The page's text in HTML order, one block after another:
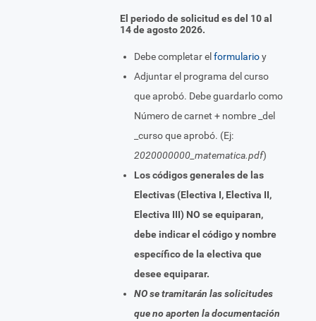
El periodo de solicitud es del 10 al
14 de agosto 2026.
Debe completar el formularioy
Adjuntar el programa del curso
que aprobó. Debe guardarlo como
Número de carnet + nombre _del
_curso que aprobó. (Ej:
2020000000_matematica.pdf)
Los códigos generales de las
Electivas (Electiva I, Electiva II,
Electiva III) NO se equiparan,
debe indicar el código y nombre
específico de la electiva que
desee equiparar.
NO se tramitarán las solicitudes
que no aporten la documentación